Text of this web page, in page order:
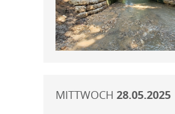
MITTWOCH 28.05.2025